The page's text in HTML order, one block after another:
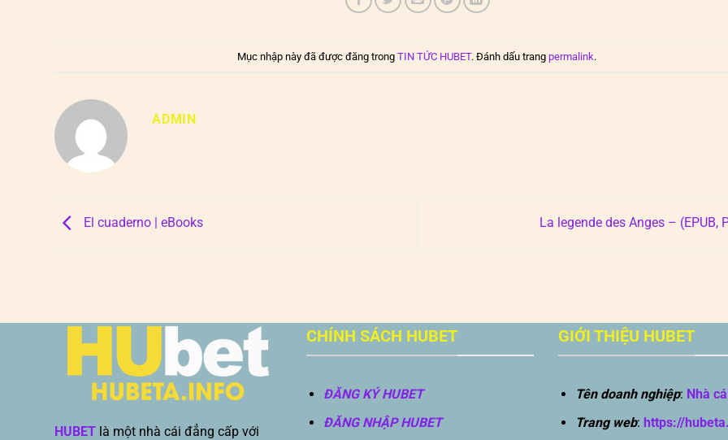
Mục nhập này đã được đăng trongTIN TỨC HUBET. Đánh dấu trang permalink.
ADMIN
El cuaderno | eBooks La legende des Anges – (EPUB,
HUBET là một nhà cái đẳng cấp với
CHÍNH SÁCH HUBET
ĐĂNG KÝ HUBET
ĐĂNG NHẬP HUBET
GIỚI THIỆU HUBET
Tên doanh nghiệp: Nhà
Trang web: https://